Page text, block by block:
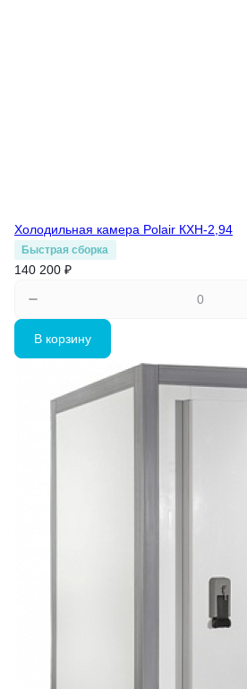
Холодильная камера Polair КХН-2,94
Быстрая сборка
140 200 ₽
В корзину